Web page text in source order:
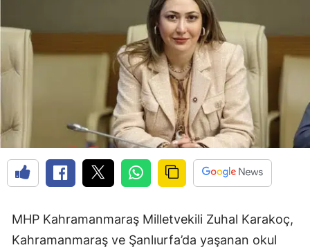
MHP Kahramanmaraş Milletvekili Zuhal Karakoç,
Kahramanmaraş ve Şanlıurfa’da yaşanan okul